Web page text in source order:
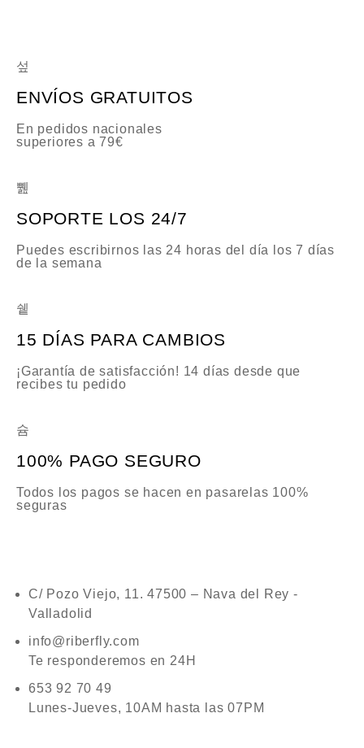
e
5
ENVÍOS GRATUITOS
En pedidos nacionales
superiores a 79€
SOPORTE LOS 24/7
Puedes escribirnos las 24 horas del día los 7 días
de la semana
15 DÍAS PARA CAMBIOS
¡Garantía de satisfacción! 14 días desde que
recibes tu pedido
100% PAGO SEGURO
Todos los pagos se hacen en pasarelas 100%
seguras
C/ Pozo Viejo, 11. 47500 – Nava del Rey -
Valladolid
info@riberfly.com
Te responderemos en 24H
653 92 70 49
Lunes-Jueves, 10AM hasta las 07PM